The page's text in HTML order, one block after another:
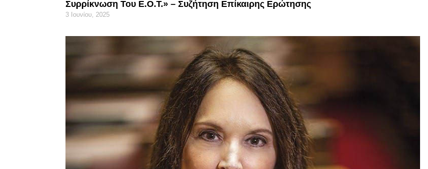
Συρρίκνωση Του Ε.Ο.Τ.» – Συζήτηση Επίκαιρης Ερώτησης
3 Ιουνίου, 2025